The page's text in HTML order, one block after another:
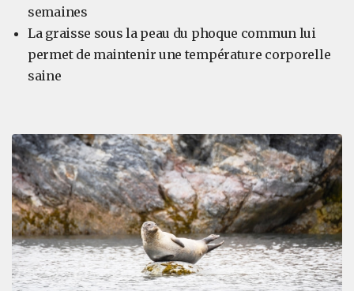
semaines
La graisse sous la peau du phoque commun lui
permet de maintenir une température corporelle
saine